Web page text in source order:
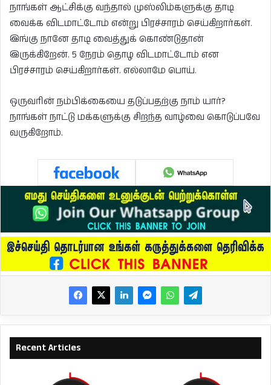
நாங்கள் ஆட்சிக்கு வந்தால் முஸ்லிம்களுக்கு தாடி
வைக்க விடமாட்டோம் என்று பிரச்சாரம் செய்கிறார்கள்.
இங்கு நானே தாடி வைத்துக் கொண்டுதான்
இருக்கிறேன். 5 நேரம் தொழ விடமாட்டோம் என
பிரச்சாரம் செய்கிறார்கள். எல்லாமே பொய்.
ஒருவரின் நம்பிக்கையை தடுப்பதற்கு நாம் யார்?
நாங்கள் நாட்டு மக்களுக்கு சிறந்த வாழ்வை கொடுப்பவே
வருகிறோம்.
Recent Articles